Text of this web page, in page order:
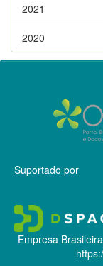
2021
2020
Suportado por
Empresa